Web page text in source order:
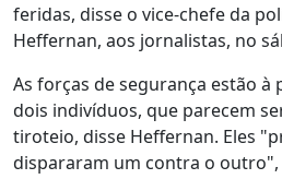
feridas, disse o vice-chefe da
Heffernan, aos jornalistas, no
As forças de segurança estão à
dois indivíduos, que parecem
tiroteio, disse Heffernan. Eles
dispararam um contra o outro",